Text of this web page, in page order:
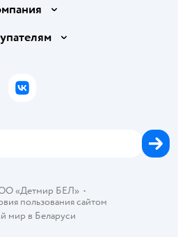
и оплата
продажи
файлов cookie
Вакансии
карты
«Детмир БЕЛ»•
пользования сайтом
мир в Беларуси
ВКонтакте